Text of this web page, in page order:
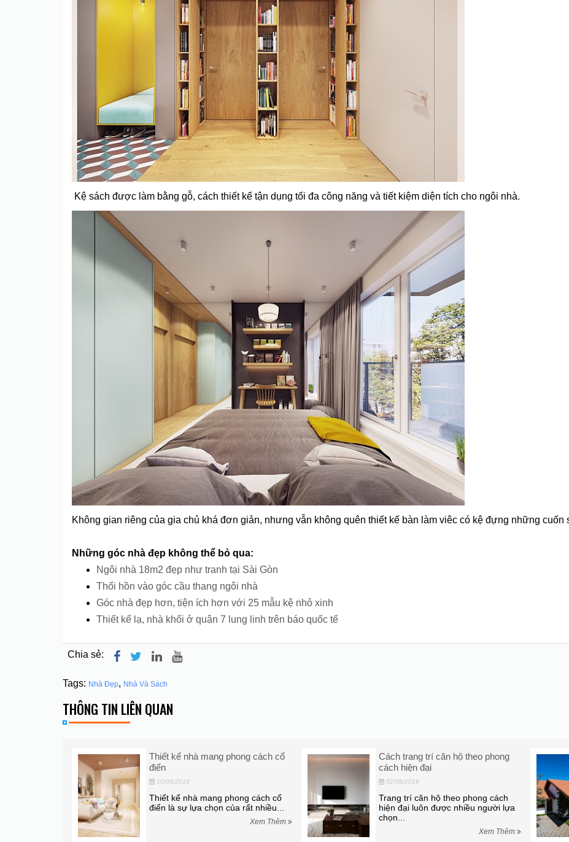
Kệ sách được làm bằng gỗ, cách thiết kế tận dụng tối đa công năng và tiết kiệm diện tích cho ngôi nhà.
Không gian riêng của gia chủ khá đơn giản, nhưng vẫn không quên thiết kế bàn làm viêc có kệ đựng những cuốn
Những góc nhà đẹp không thể bỏ qua:
Ngôi nhà 18m2 đẹp như tranh tại Sài Gòn
Thổi hồn vào góc cầu thang ngôi nhà
Góc nhà đẹp hơn, tiện ích hơn với 25 mẫu kệ nhỏ xinh
Thiết kế lạ, nhà khối ở quận 7 lung linh trên báo quốc tế
Chia sẻ:
Tags: Nhà Đẹp, Nhà Và Sách
THÔNG TIN LIÊN QUAN
Thiết kế nhà mang phong cách cổ
điển
10/08/2018
Thiết kế nhà mang phong cách cổ
điển là sự lựa chọn của rất nhiều...
Xem Thêm
Cách trang trí căn hộ theo phong
cách hiện đại
02/08/2018
Trang trí căn hộ theo phong cách
hiện đại luôn được nhiều người lựa
chọn...
Xem Thêm